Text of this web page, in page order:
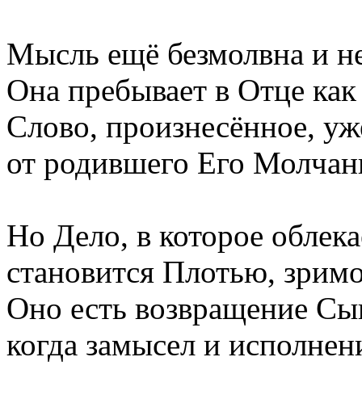
Мысль ещё безмолвна и
Она пребывает в Отце
Слово, произнесённое,
от родившего Его
Но Дело, в которое
становится Плотью,
Оно есть возвращение
когда замысел и